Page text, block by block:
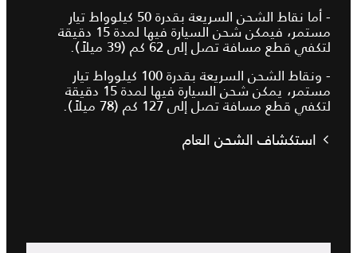
- أما نقاط الشحن السريعة بقدرة 50 كيلوواط تيار
مستمر، فيمكن شحن السيارة فيها لمدة 15 دقيقة
لتكفي قطع مسافة تصل إلى 62 كم (39 ميلاً).
- ونقاط الشحن السريعة بقدرة 100 كيلوواط تيار
مستمر، يمكن شحن السيارة فيها لمدة 15 دقيقة
لتكفي قطع مسافة تصل إلى 127 كم (78 ميلاً).
استكشاف الشحن العام